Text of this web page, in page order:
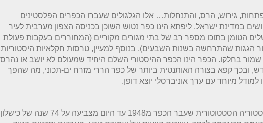
גירוש, הרס, והתנחלות… אלו הגלגולים שעברו הכפרים הפלסטינים
במדינת ישראל. ליפתא הינו כפר נטוש השוכן בכניסה הצפון מערבית לעיר
הטומן בתוכו מספר רב של בתי מגורים מקוריים (המחוררים בעקבות פעולת
הגגות שהתרחשה בשנות השבעים), בנוסף למעיין, טרסות חקלאיות היסטוריות
שמור בחלקו. הכפר הינו הכפר ההיסטורי השלם היחיד שמעולם לא יושב או נהרס
ובכך קפא בצורה האותנטית ביותר של כפר הררי מזרח ים-תכוני, מה שהפך
למודל מיוחד עם ערך אוניברסלי יוצא דופן.
ההיסטוריה הסטטוטורית שעבר הכפר מ1948 עד היום מצביעה על 74 שנה של כישלון